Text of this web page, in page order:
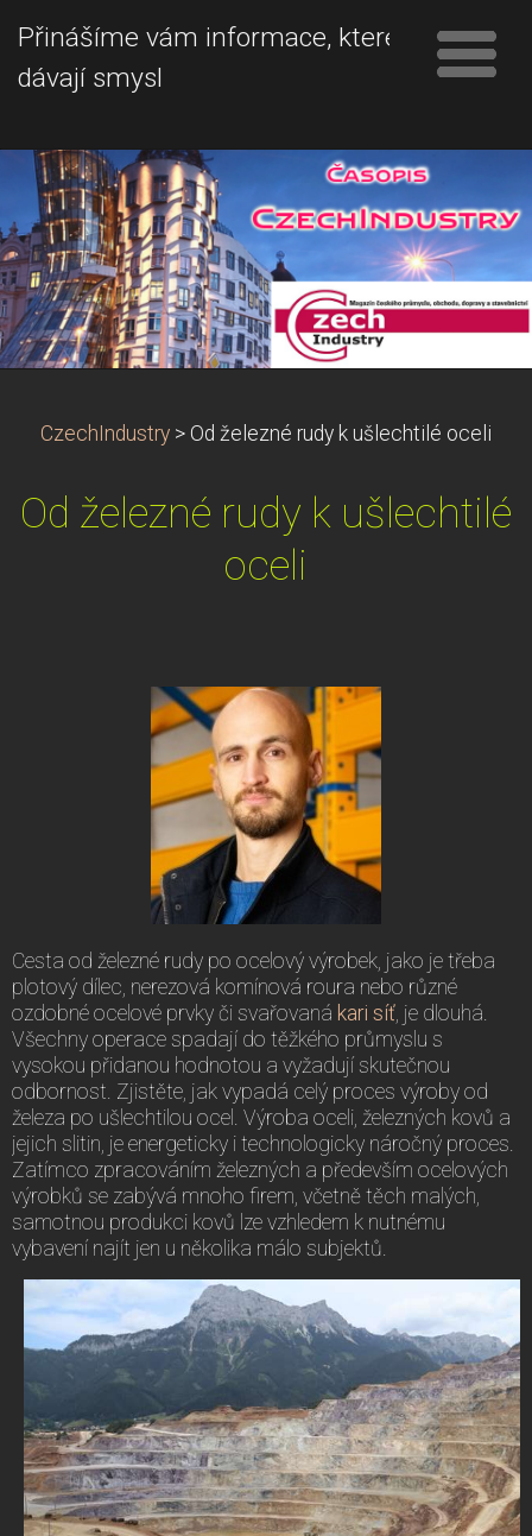
Přinášíme vám informace, které
dávají smysl
CzechIndustry > Od železné rudy k ušlechtilé oceli
Od železné rudy k ušlechtilé
oceli
Cesta od železné rudy po ocelový výrobek, jako je třeba
plotový dílec, nerezová komínová roura nebo různé
ozdobné ocelové prvky či svařovaná kari síť , je dlouhá.
Všechny operace spadají do těžkého průmyslu s
vysokou přidanou hodnotou a vyžadují skutečnou
odbornost. Zjistěte, jak vypadá celý proces výroby od
železa po ušlechtilou ocel. Výroba oceli, železných kovů a
jejich slitin, je energeticky i technologicky náročný proces.
Zatímco zpracováním železných a především ocelových
výrobků se zabývá mnoho firem, včetně těch malých,
samotnou produkci kovů lze vzhledem k nutnému
vybavení najít jen u několika málo subjektů.